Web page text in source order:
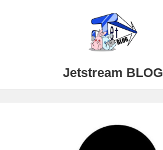
Jetstream BLOG